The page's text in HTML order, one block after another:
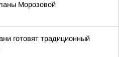
Морозовой
готовят традиционный